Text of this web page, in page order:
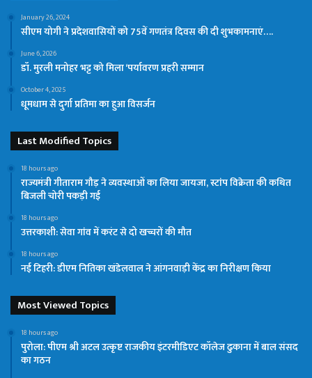
January 26, 2024
सीएम योगी ने प्रदेशवासियों को 75वें गणतंत्र दिवस की दी शुभकामनाएं….
June 6, 2026
डॉ. मुरली मनोहर भट्ट को मिला ‘पर्यावरण प्रहरी सम्मान
October 4, 2025
धूमधाम से दुर्गा प्रतिमा का हुआ विसर्जन
Last Modified Topics
18 hours ago
राज्यमंत्री गीताराम गौड़ ने व्यवस्थाओं का लिया जायजा, स्टांप विक्रेता की कथित
बिजली चोरी पकड़ी गई
18 hours ago
उत्तरकाशी: सेवा गांव में करंट से दो खच्चरों की मौत
18 hours ago
नई टिहरी: डीएम नितिका खंडेलवाल ने आंगनवाड़ी केंद्र का निरीक्षण किया
Most Viewed Topics
18 hours ago
पुरोला: पीएम श्री अटल उत्कृष्ट राजकीय इंटरमीडिएट कॉलेज ढुकाना में बाल संसद
का गठन